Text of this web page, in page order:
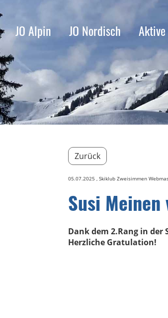
JO Alpin JO Nordisch Aktive
Zurück
05.07.2025 , Skiklub Zweisimmen
Susi
Dank dem 2.Rang in der
Herzliche Gratulation!